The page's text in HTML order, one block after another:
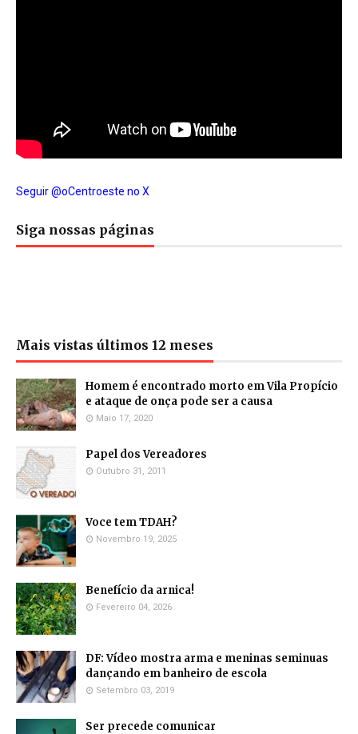
Seguir @oCentroeste no X
Siga nossas páginas
Mais vistas últimos 12 meses
Homem é encontrado morto em Vila Propício
e ataque de onça pode ser a causa
Maio 17, 2020
Papel dos Vereadores
Outubro 31, 2011
Voce tem TDAH?
Novembro 19, 2025
Benefício da arnica!
Fevereiro 04, 2026
DF: Vídeo mostra arma e meninas seminuas
dançando em banheiro de escola
Setembro 03, 2019
Ser precede comunicar